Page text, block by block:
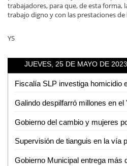
trabajadores, para que, de esta forma,
trabajo digno y con las prestaciones de
YS
JUEVES, 25 DE MAYO DE 2023
Fiscalía SLP investiga homicidio
Galindo despilfarró millones en